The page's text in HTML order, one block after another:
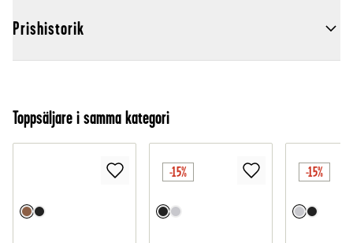
Prishistorik
Toppsäljare i samma kategori
-15% -15%